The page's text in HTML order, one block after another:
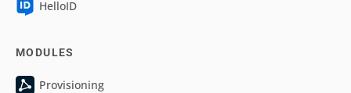
HelloID
MODULES
Provisioning